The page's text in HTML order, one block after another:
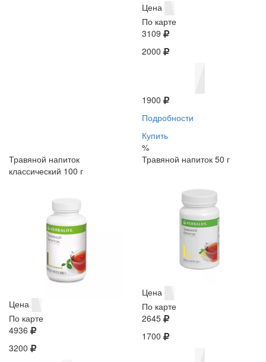
Цена
По карте
3109
2000
1900
Подробности
Купить
%
Травяной напиток
классический 100 г
Цена
По карте
4936
3200
Травяной напиток 50 г
Цена
По карте
2645
1700